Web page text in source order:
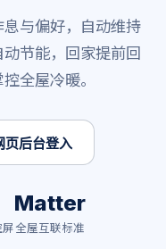
与偏好，自动维持
节能，回家提前回
全屋冷暖。
页后台登入
Matter
全屋互联标准